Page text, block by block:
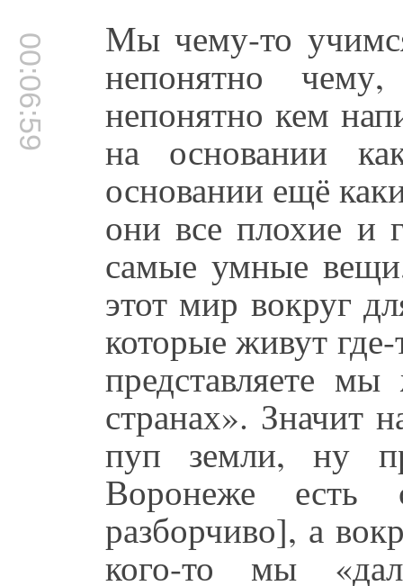
00:06:59 Мы чему-то
непонятно
непонятно кем
на основании
основании ещё
они все плохие и
самые умные
этот мир вокруг
которые живут
представляете
странах». Значит
пуп земли, ну
Воронеже есть
разборчиво], а
кого-то мы